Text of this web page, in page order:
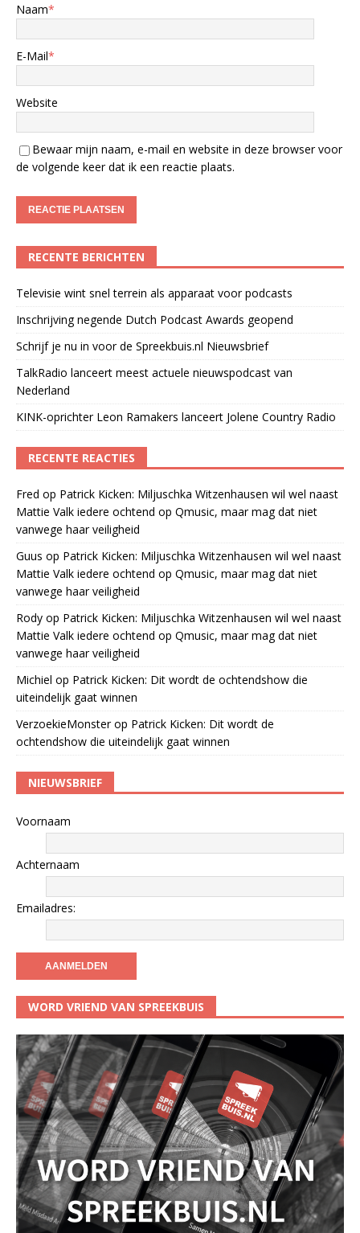
Naam*
E-Mail*
Website
Bewaar mijn naam, e-mail en website in deze browser voor
de volgende keer dat ik een reactie plaats.
RECENTE BERICHTEN
Televisie wint snel terrein als apparaat voor podcasts
Inschrijving negende Dutch Podcast Awards geopend
Schrijf je nu in voor de Spreekbuis.nl Nieuwsbrief
TalkRadio lanceert meest actuele nieuwspodcast van
Nederland
KINK-oprichter Leon Ramakers lanceert Jolene Country Radio
RECENTE REACTIES
Fred op Patrick Kicken: Miljuschka Witzenhausen wil wel naast
Mattie Valk iedere ochtend op Qmusic, maar mag dat niet
vanwege haar veiligheid
Guus op Patrick Kicken: Miljuschka Witzenhausen wil wel naast
Mattie Valk iedere ochtend op Qmusic, maar mag dat niet
vanwege haar veiligheid
Rody op Patrick Kicken: Miljuschka Witzenhausen wil wel naast
Mattie Valk iedere ochtend op Qmusic, maar mag dat niet
vanwege haar veiligheid
Michiel op Patrick Kicken: Dit wordt de ochtendshow die
uiteindelijk gaat winnen
VerzoekieMonsterop Patrick Kicken: Dit wordt de
ochtendshow die uiteindelijk gaat winnen
NIEUWSBRIEF
Voornaam
Achternaam
Emailadres:
WORD VRIEND VAN SPREEKBUIS